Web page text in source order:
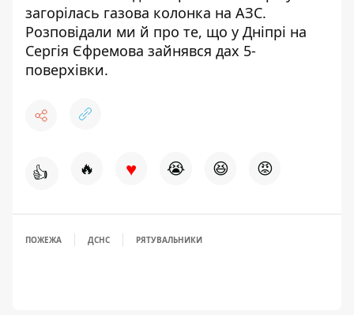
загорілась газова колонка на АЗС.
Розповідали ми й про те, що у Дніпрі на
Сергія Єфремова зайнявся дах 5-
поверхівки.
👍 🔥 ♥ 😭 😆 😡
ПОЖЕЖА ДСНС РЯТУВАЛЬНИКИ